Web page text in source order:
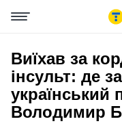
Виїхав за
інсульт: де
український
Володимир